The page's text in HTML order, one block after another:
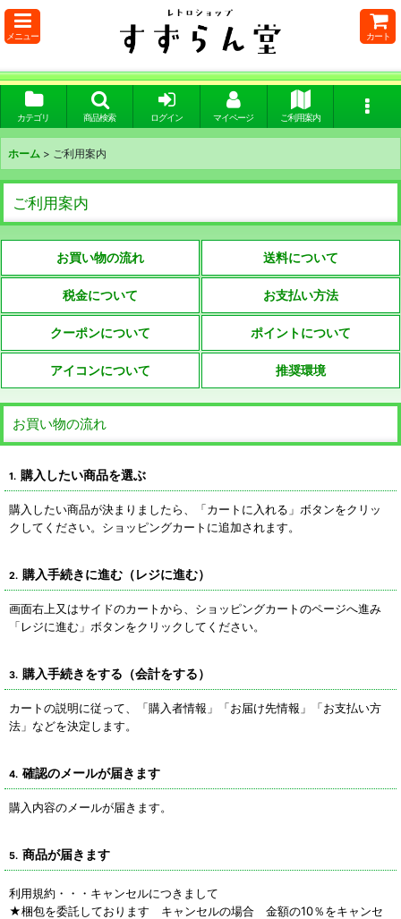
メニュー カート
カテゴリ 商品検索 ログイン マイページ ご利用案内
ホーム > ご利用案内
ご利用案内
お買い物の流れ 送料について
税金について お支払い方法
クーポンについて ポイントについて
アイコンについて 推奨環境
お買い物の流れ
1. 購入したい商品を選ぶ
購入したい商品が決まりましたら、「カートに入れる」ボタンをクリッ
クしてください。ショッピングカートに追加されます。
2. 購入手続きに進む（レジに進む）
画面右上又はサイドのカートから、ショッピングカートのページへ進み
「レジに進む」ボタンをクリックしてください。
3. 購入手続きをする（会計をする）
カートの説明に従って、「購入者情報」「お届け先情報」「お支払い方
法」などを決定します。
4. 確認のメールが届きます
購入内容のメールが届きます。
5. 商品が届きます
利用規約・・・キャンセルにつきまして
★梱包を委託しております キャンセルの場合 金額の10％をキャンセ